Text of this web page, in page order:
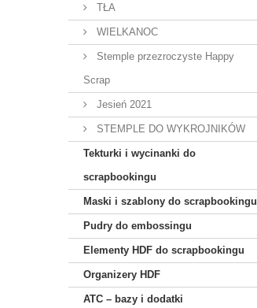
TŁA
WIELKANOC
Stemple przezroczyste Happy
Scrap
Jesień 2021
STEMPLE DO WYKROJNIKÓW
Tekturki i wycinanki do
scrapbookingu
Maski i szablony do scrapbookingu
Pudry do embossingu
Elementy HDF do scrapbookingu
Organizery HDF
ATC – bazy i dodatki